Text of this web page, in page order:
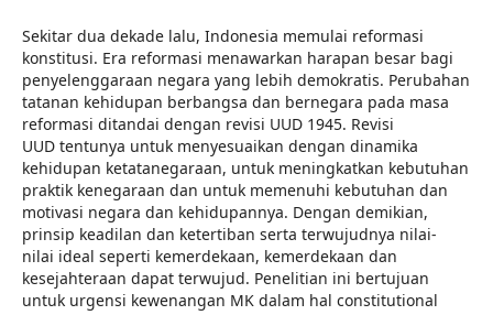
Sekitar dua dekade lalu, Indonesia memulai reformasi
konstitusi. Era reformasi menawarkan harapan besar bagi
penyelenggaraan negara yang lebih demokratis. Perubahan
tatanan kehidupan berbangsa dan bernegara pada masa
reformasi ditandai dengan revisi UUD 1945. Revisi
UUD tentunya untuk menyesuaikan dengan dinamika
kehidupan ketatanegaraan, untuk meningkatkan kebutuhan
praktik kenegaraan dan untuk memenuhi kebutuhan dan
motivasi negara dan kehidupannya. Dengan demikian,
prinsip keadilan dan ketertiban serta terwujudnya nilai-
nilai ideal seperti kemerdekaan, kemerdekaan dan
kesejahteraan dapat terwujud. Penelitian ini bertujuan
untuk urgensi kewenangan MK dalam hal constitutional